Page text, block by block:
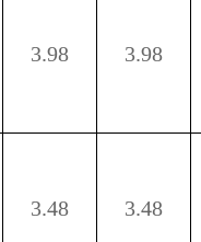
3.98 3.98
3.48 3.48